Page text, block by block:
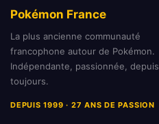
Pokémon France
La plus ancienne communauté
francophone autour de Pokémon.
Indépendante, passionnée, depuis
toujours.
DEPUIS 1999 · 27 ANS DE PASSION